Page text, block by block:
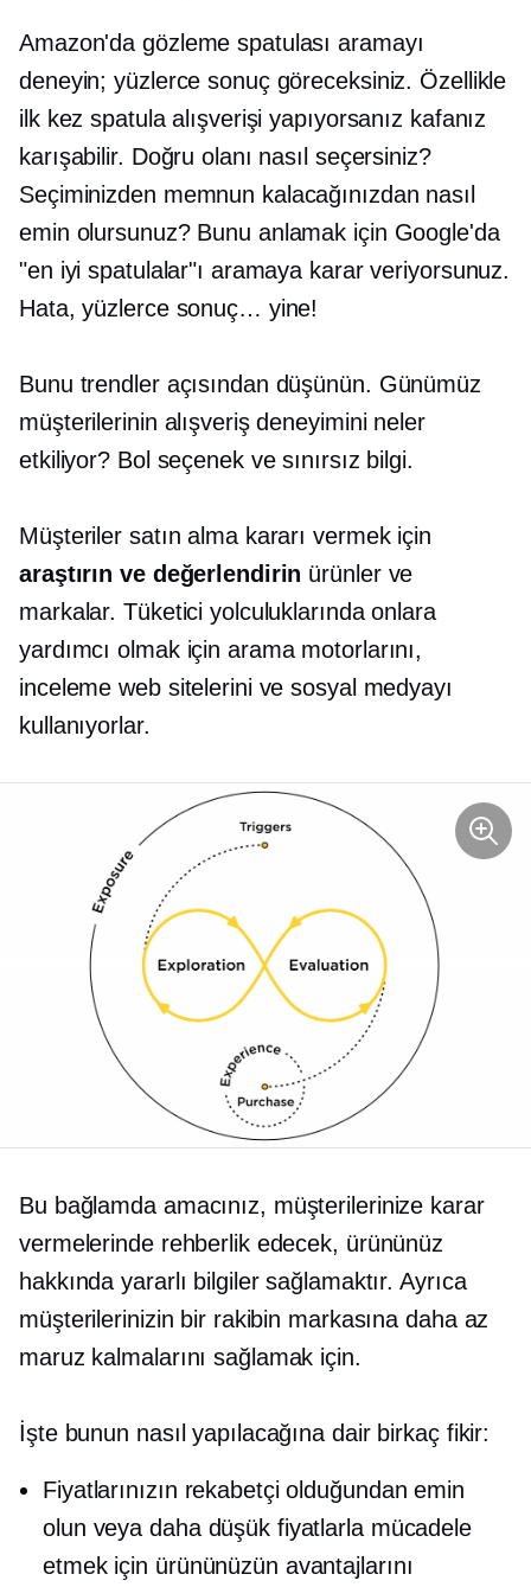
Amazon'da gözleme spatulası aramayı
deneyin; yüzlerce sonuç göreceksiniz. Özellikle
ilk kez spatula alışverişi yapıyorsanız kafanız
karışabilir. Doğru olanı nasıl seçersiniz?
Seçiminizden memnun kalacağınızdan nasıl
emin olursunuz? Bunu anlamak için Google'da
"en iyi spatulalar"ı aramaya karar veriyorsunuz.
Hata, yüzlerce sonuç… yine!
Bunu trendler açısından düşünün. Günümüz
müşterilerinin alışveriş deneyimini neler
etkiliyor? Bol seçenek ve sınırsız bilgi.
Müşteriler satın alma kararı vermek için
araştırın ve değerlendirin ürünler ve
markalar. Tüketici yolculuklarında onlara
yardımcı olmak için arama motorlarını,
inceleme web sitelerini ve sosyal medyayı
kullanıyorlar.
Bu bağlamda amacınız, müşterilerinize karar
vermelerinde rehberlik edecek, ürününüz
hakkında yararlı bilgiler sağlamaktır. Ayrıca
müşterilerinizin bir rakibin markasına daha az
maruz kalmalarını sağlamak için.
İşte bunun nasıl yapılacağına dair birkaç fikir:
Fiyatlarınızın rekabetçi olduğundan emin
olun veya daha düşük fiyatlarla mücadele
etmek için ürününüzün avantajlarını